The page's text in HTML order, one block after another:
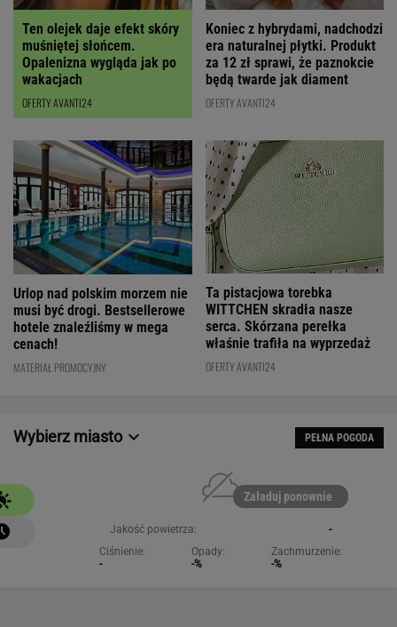
Ten olejek daje efekt skóry
muśniętej słońcem.
Opalenizna wygląda jak po
wakacjach
OFERTY AVANTI24
Koniec z hybrydami, nadchodzi
era naturalnej płytki. Produkt
za 12 zł sprawi, że paznokcie
będą twarde jak diament
OFERTY AVANTI24
Urlop nad polskim morzem nie
musi być drogi. Bestsellerowe
hotele znaleźliśmy w mega
cenach!
MATERIAŁ PROMOCYJNY
Ta pistacjowa torebka
WITTCHEN skradła nasze
serca. Skórzana perełka
właśnie trafiła na wyprzedaż
OFERTY AVANTI24
Wybierz miasto PEŁNA POGODA
Załaduj ponownie
Jakość powietrza:
-
Ciśnienie:
-
Opady:
-%
Zachmurzenie:
-%